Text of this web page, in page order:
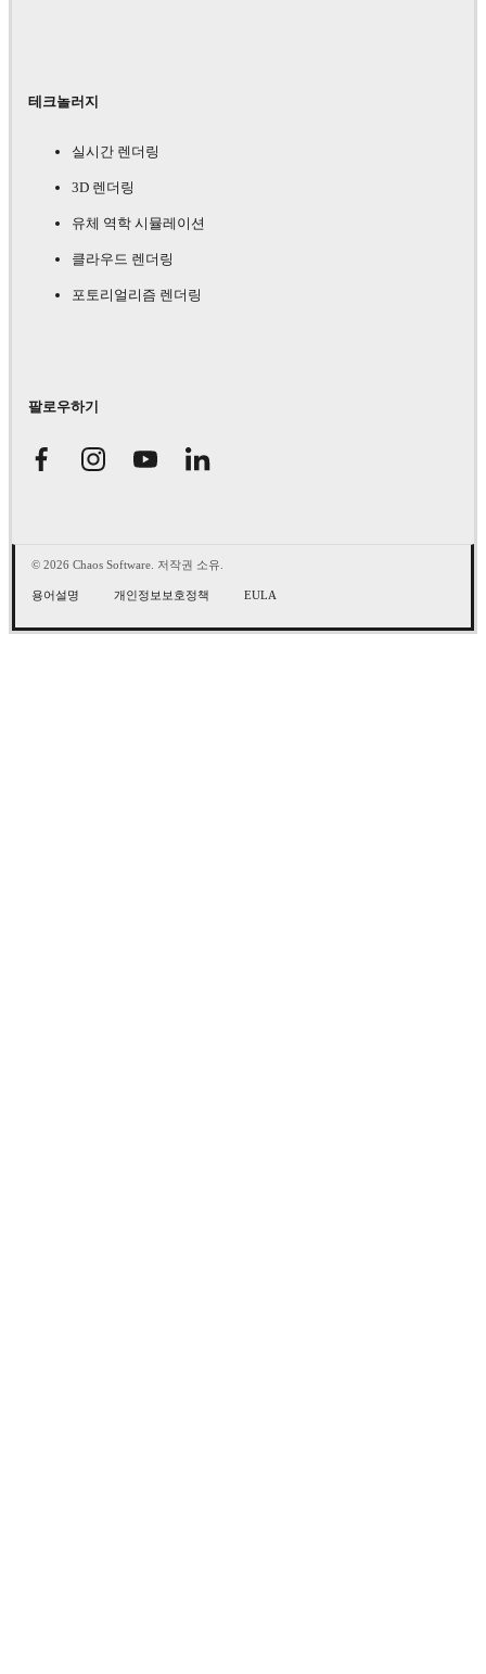
테크놀러지
실시간 렌더링
3D 렌더링
유체 역학 시뮬레이션
클라우드 렌더링
포토리얼리즘 렌더링
팔로우하기
© 2026 Chaos Software. 저작권 소유.
용어설명 개인정보보호정책 EULA